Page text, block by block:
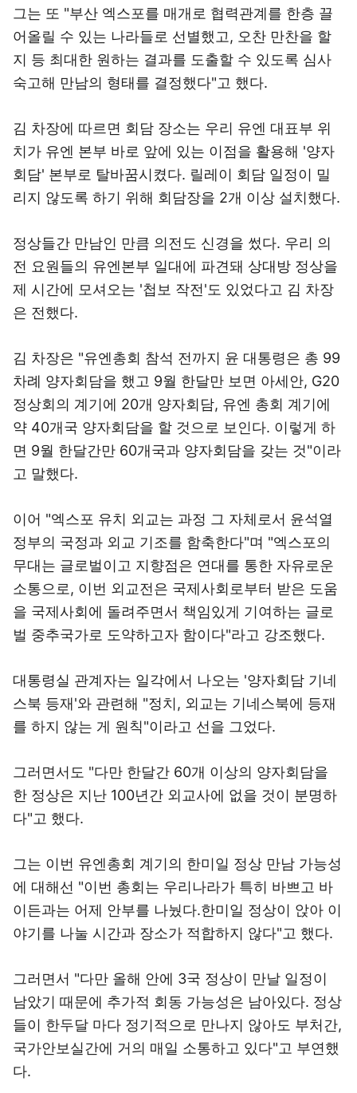
그는 또 "부산 엑스포를 매개로 협력관계를 한층 끌
어올릴 수 있는 나라들로 선별했고, 오찬 만찬을 할
지 등 최대한 원하는 결과를 도출할 수 있도록 심사
숙고해 만남의 형태를 결정했다"고 했다.
김 차장에 따르면 회담 장소는 우리 유엔 대표부 위
치가 유엔 본부 바로 앞에 있는 이점을 활용해 '양자
회담' 본부로 탈바꿈시켰다. 릴레이 회담 일정이 밀
리지 않도록 하기 위해 회담장을 2개 이상 설치했다.
정상들간 만남인 만큼 의전도 신경을 썼다. 우리 의
전 요원들의 유엔본부 일대에 파견돼 상대방 정상을
제 시간에 모셔오는 '첩보 작전'도 있었다고 김 차장
은 전했다.
김 차장은 "유엔총회 참석 전까지 윤 대통령은 총 99
차례 양자회담을 했고 9월 한달만 보면 아세안, G20
정상회의 계기에 20개 양자회담, 유엔 총회 계기에
약 40개국 양자회담을 할 것으로 보인다. 이렇게 하
면 9월 한달간만 60개국과 양자회담을 갖는 것"이라
고 말했다.
이어 "엑스포 유치 외교는 과정 그 자체로서 윤석열
정부의 국정과 외교 기조를 함축한다"며 "엑스포의
무대는 글로벌이고 지향점은 연대를 통한 자유로운
소통으로, 이번 외교전은 국제사회로부터 받은 도움
을 국제사회에 돌려주면서 책임있게 기여하는 글로
벌 중추국가로 도약하고자 함이다"라고 강조했다.
대통령실 관계자는 일각에서 나오는 '양자회담 기네
스북 등재'와 관련해 "정치, 외교는 기네스북에 등재
를 하지 않는 게 원칙"이라고 선을 그었다.
그러면서도 "다만 한달간 60개 이상의 양자회담을
한 정상은 지난 100년간 외교사에 없을 것이 분명하
다"고 했다.
그는 이번 유엔총회 계기의 한미일 정상 만남 가능성
에 대해선 "이번 총회는 우리나라가 특히 바쁘고 바
이든과는 어제 안부를 나눴다.한미일 정상이 앉아 이
야기를 나눌 시간과 장소가 적합하지 않다"고 했다.
그러면서 "다만 올해 안에 3국 정상이 만날 일정이
남았기 때문에 추가적 회동 가능성은 남아있다. 정상
들이 한두달 마다 정기적으로 만나지 않아도 부처간,
국가안보실간에 거의 매일 소통하고 있다"고 부연했
다.